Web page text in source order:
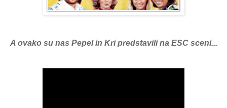
A ovako su nas Pepel in Kri predstavili na ESC sceni...